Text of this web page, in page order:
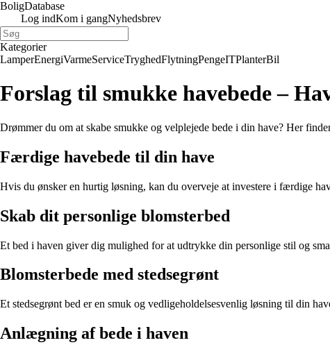
BoligDatabase
Log indKom i gangNyhedsbrev
Kategorier
LamperEnergiVarmeServiceTryghedFlytningPengeITPlanterBil
Forslag til smukke havebede –
Drømmer du om at skabe smukke og velplejede bede i din have? Her
Færdige havebede til din have
Hvis du ønsker en hurtig løsning, kan du overveje at investere i færdige
Skab dit personlige blomsterbed
Et bed i haven giver dig mulighed for at udtrykke din personlige stil og
Blomsterbede med stedsegrønt
Et stedsegrønt bed er en smuk og vedligeholdelsesvenlig løsning til din
Anlægning af bede i haven